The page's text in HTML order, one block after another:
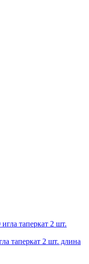
таперкат 2 шт. длина